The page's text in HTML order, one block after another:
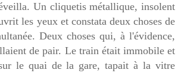
Un cliquetis métallique, insolent
les yeux et constata deux choses de
Deux choses qui, à l'évidence,
de pair. Le train était immobile et
le quai de la gare, tapait à la vitre